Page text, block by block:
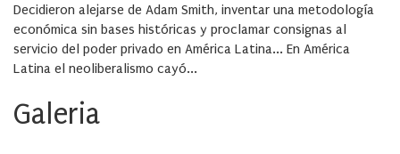
Decidieron alejarse de Adam Smith, inventar una metodología
económica sin bases históricas y proclamar consignas al
servicio del poder privado en América Latina... En América
Latina el neoliberalismo cayó...
Galeria